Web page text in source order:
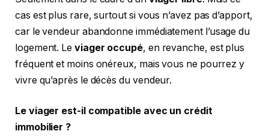
cas est plus rare, surtout si vous n’avez pas d’apport,
car le vendeur abandonne immédiatement l’usage du
logement. Le viager occupé, en revanche, est plus
fréquent et moins onéreux, mais vous ne pourrez y
vivre qu’après le décès du vendeur.
Le viager est-il compatible avec un crédit
immobilier ?